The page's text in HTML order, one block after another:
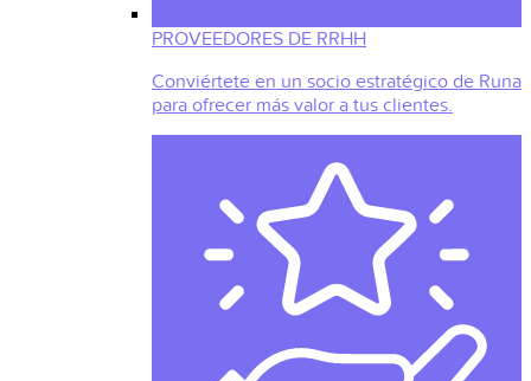
PROVEEDORES DE RRHH
Conviértete en un socio estratégico de Runa
para ofrecer más valor a tus clientes.